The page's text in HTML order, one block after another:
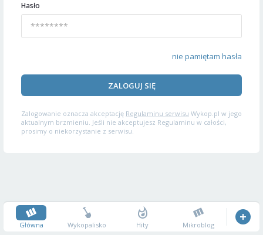
Hasło
nie pamiętam hasła
ZALOGUJ SIĘ
Zalogowanie oznacza akceptację Regulaminu serwisu Wykop.pl w jego
aktualnym brzmieniu. Jeśli nie akceptujesz Regulaminu w całości,
prosimy o niekorzystanie z serwisu.
Główna Wykopalisko Hity Mikroblog